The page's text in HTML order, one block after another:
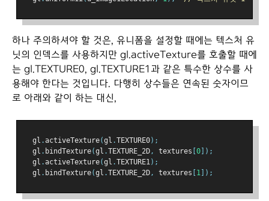
하나 주의하셔야 할 것은, 유니폼을 설정할 때에는 텍스처 유
닛의 인덱스를 사용하지만 gl.activeTexture를 호출할 때에
는 gl.TEXTURE0, gl.TEXTURE1과 같은 특수한 상수를 사
용해야 한다는 것입니다. 다행히 상수들은 연속된 숫자이므
로 아래와 같이 하는 대신,
  gl
.activeTexture(gl .TEXTURE0);
  gl
. bindTexture(gl .TEXTURE_2D, textures 0 ]);
  gl
.activeTexture(gl .TEXTURE1);
  gl
. bindTexture(gl .TEXTURE_2D, textures 1 ]);